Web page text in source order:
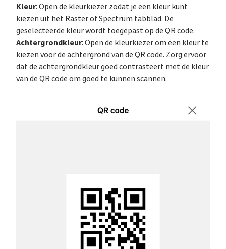
Kleur: Open de kleurkiezer zodat je een kleur kunt
kiezen uit het Raster of Spectrum tabblad. De
geselecteerde kleur wordt toegepast op de QR code.
Achtergrondkleur: Open de kleurkiezer om een kleur te
kiezen voor de achtergrond van de QR code. Zorg ervoor
dat de achtergrondkleur goed contrasteert met de kleur
van de QR code om goed te kunnen scannen.